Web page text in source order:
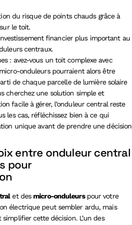
du risque de points chauds grâce à
le toit.
financier plus important au
centraux.
: avez-vous un toit complexe avec
onduleurs pourraient alors être
de chaque parcelle de lumière solaire
cherchez une solution simple et
facile à gérer, l’onduleur central reste
les cas, réfléchissez bien à ce qui
unique avant de prendre une décision
entre onduleur central
pour
et desmicro-onduleurspour votre
électrique peut sembler ardu, mais
cette décision. L’un des